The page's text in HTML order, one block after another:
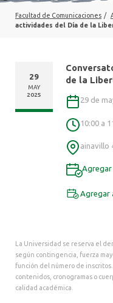
INVESTIGACIÓN
CENTRO DE ESCRITURA
ALUMNI
Facultad de Comunicaciones /
actividades del Día de la
de la
29 de
10:00 a
ainavillo
Agregar
Agregar
29
MAY
2025
La Universidad se reserva el
según contingencia, fuerza
función del número de
contenidos, cronogramas o
calidad académica.